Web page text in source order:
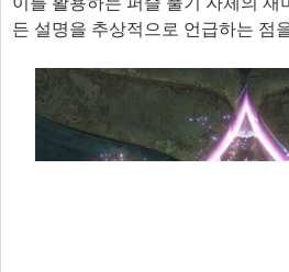
든 설명을 추상적으로 언급하는 점